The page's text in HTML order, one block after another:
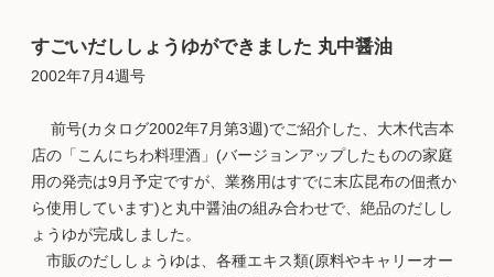
すごいだししょうゆができました 丸中醤油
2002年7月4週号
前号(カタログ2002年7月第3週)でご紹介した、大木代吉本
店の「こんにちわ料理酒」(バージョンアップしたものの家庭
用の発売は9月予定ですが、業務用はすでに末広昆布の佃煮か
ら使用しています)と丸中醤油の組み合わせで、絶品のだしし
ょうゆが完成しました。
市販のだししょうゆは、各種エキス類(原料やキャリーオー